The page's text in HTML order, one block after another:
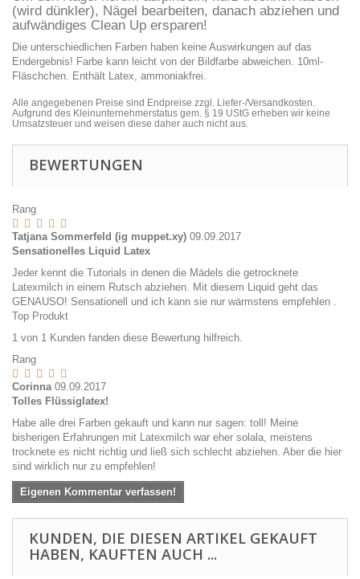
(wird dünkler), Nägel bearbeiten, danach abziehen und
aufwändiges Clean Up ersparen!
Die unterschiedlichen Farben haben keine Auswirkungen auf das
Endergebnis! Farbe kann leicht von der Bildfarbe abweichen. 10ml-
Fläschchen. Enthält Latex, ammoniakfrei.
Alle angegebenen Preise sind Endpreise zzgl. Liefer-/Versandkosten.
Aufgrund des Kleinunternehmerstatus gem. § 19 UStG erheben wir keine
Umsatzsteuer und weisen diese daher auch nicht aus.
BEWERTUNGEN
Rang
Tatjana Sommerfeld (ig muppet.xy) 09.09.2017
Sensationelles Liquid Latex
Jeder kennt die Tutorials in denen die Mädels die getrocknete
Latexmilch in einem Rutsch abziehen. Mit diesem Liquid geht das
GENAUSO! Sensationell und ich kann sie nur wärmstens empfehlen .
Top Produkt
1 von 1 Kunden fanden diese Bewertung hilfreich.
Rang
Corinna 09.09.2017
Tolles Flüssiglatex!
Habe alle drei Farben gekauft und kann nur sagen: toll! Meine
bisherigen Erfahrungen mit Latexmilch war eher solala, meistens
trocknete es nicht richtig und ließ sich schlecht abziehen. Aber die hier
sind wirklich nur zu empfehlen!
Eigenen Kommentar verfassen!
KUNDEN, DIE DIESEN ARTIKEL GEKAUFT
HABEN, KAUFTEN AUCH ...